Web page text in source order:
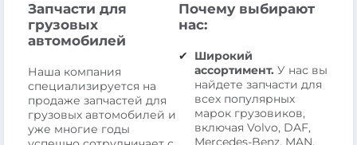
Запчасти для
грузовых
автомобилей
Наша компания
специализируется на
продаже запчастей для
грузовых автомобилей и
уже многие годы
Почему выбирают
нас:
Широкий
ассортимент. У нас вы
найдете запчасти для
всех популярных
марок грузовиков,
включая Volvo, DAF,
Mercedes-Benz, MAN,